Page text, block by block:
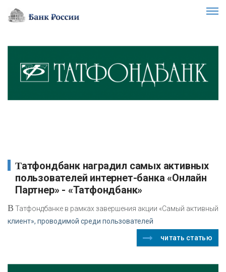
Татфондбанк наградил самых активных
пользователей интернет-банка «Онлайн
Партнер» - «Татфондбанк»
В Татфондбанке в рамках завершения акции «Самый активный
клиент», проводимой среди пользователей
читать статью